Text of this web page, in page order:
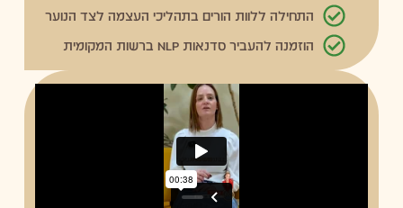
התחילה ללוות הורים בתהליכי העצמה לצד הנוער
הוזמנה להעביר סדנאות NLP ברשות המקומית